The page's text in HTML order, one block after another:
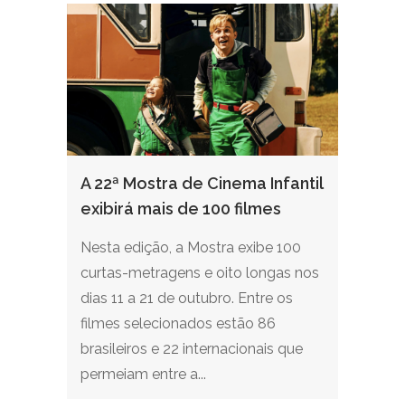
A 22ª Mostra de Cinema Infantil
exibirá mais de 100 filmes
Nesta edição, a Mostra exibe 100
curtas-metragens e oito longas nos
dias 11 a 21 de outubro. Entre os
filmes selecionados estão 86
brasileiros e 22 internacionais que
permeiam entre a...